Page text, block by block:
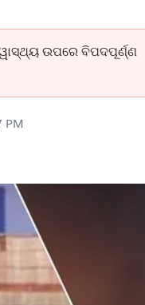
ଉପରେ ବିପଦପୂର୍ଣ୍ଣ
PM